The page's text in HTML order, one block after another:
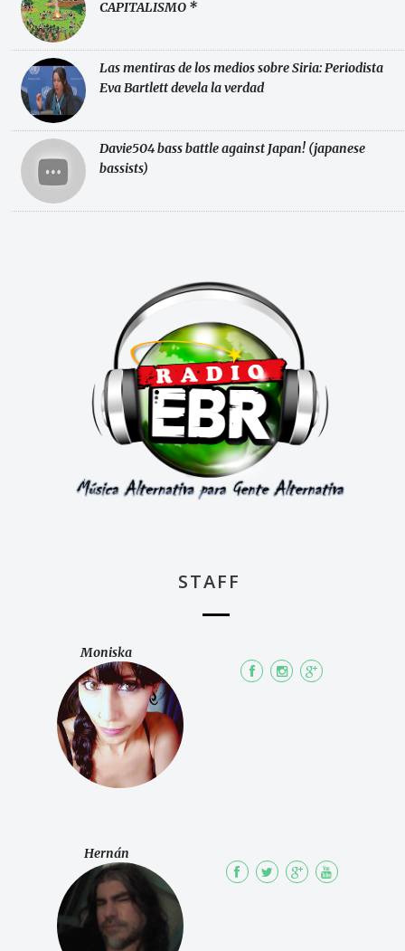
CAPITALISMO *
Las mentiras de los medios sobre Siria: Periodista
Eva Bartlett devela la verdad
Davie504 bass battle against Japan! (japanese
bassists)
STAFF
Moniska
Hernán